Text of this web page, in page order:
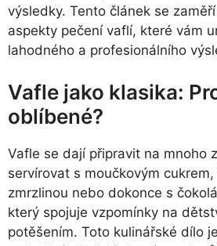
výsledky. Tento článek se
aspekty pečení vaflí, které vám
lahodného a profesionálního
Vafle jako klasika:
oblíbené?
Vafle se dají připravit na mnoho
servírovat s moučkovým
zmrzlinou nebo dokonce s
který spojuje vzpomínky na
potěšením. Toto kulinářské dílo